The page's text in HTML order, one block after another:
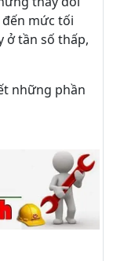
đến mức tối
ở tần số thấp,
những phần